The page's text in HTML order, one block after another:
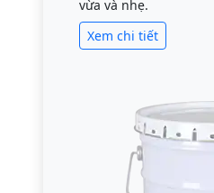
vừa và nhẹ.
Xem chi tiết